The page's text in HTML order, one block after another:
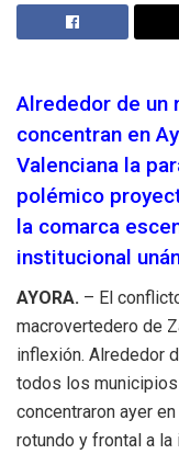
Alrededor de un
concentran en
Valenciana la
polémico
la comarca
institucional
AYORA. – El
macrovertedero de
inflexión. Alrededor
todos los
concentraron ayer
rotundo y frontal a la